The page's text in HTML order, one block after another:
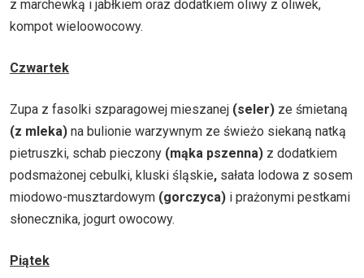
z marchewką i jabłkiem oraz dodatkiem oliwy z oliwek,
kompot wieloowocowy.
Czwartek
Zupa z fasolki szparagowej mieszanej (seler) ze śmietaną
(z mleka) na bulionie warzywnym ze świeżo siekaną natką
pietruszki, schab pieczony (mąka pszenna) z dodatkiem
podsmażonej cebulki, kluski śląskie, sałata lodowa z sosem
miodowo-musztardowym (gorczyca) i prażonymi pestkami
słonecznika, jogurt owocowy.
Piątek